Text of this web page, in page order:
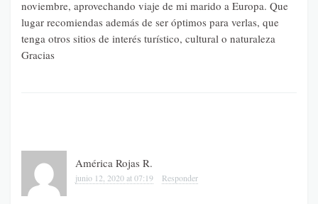
noviembre, aprovechando viaje de mi marido a Europa. Que
lugar recomiendas además de ser óptimos para verlas, que
tenga otros sitios de interés turístico, cultural o naturaleza
Gracias
América Rojas R.
junio 12, 2020 at 07:19 Responder